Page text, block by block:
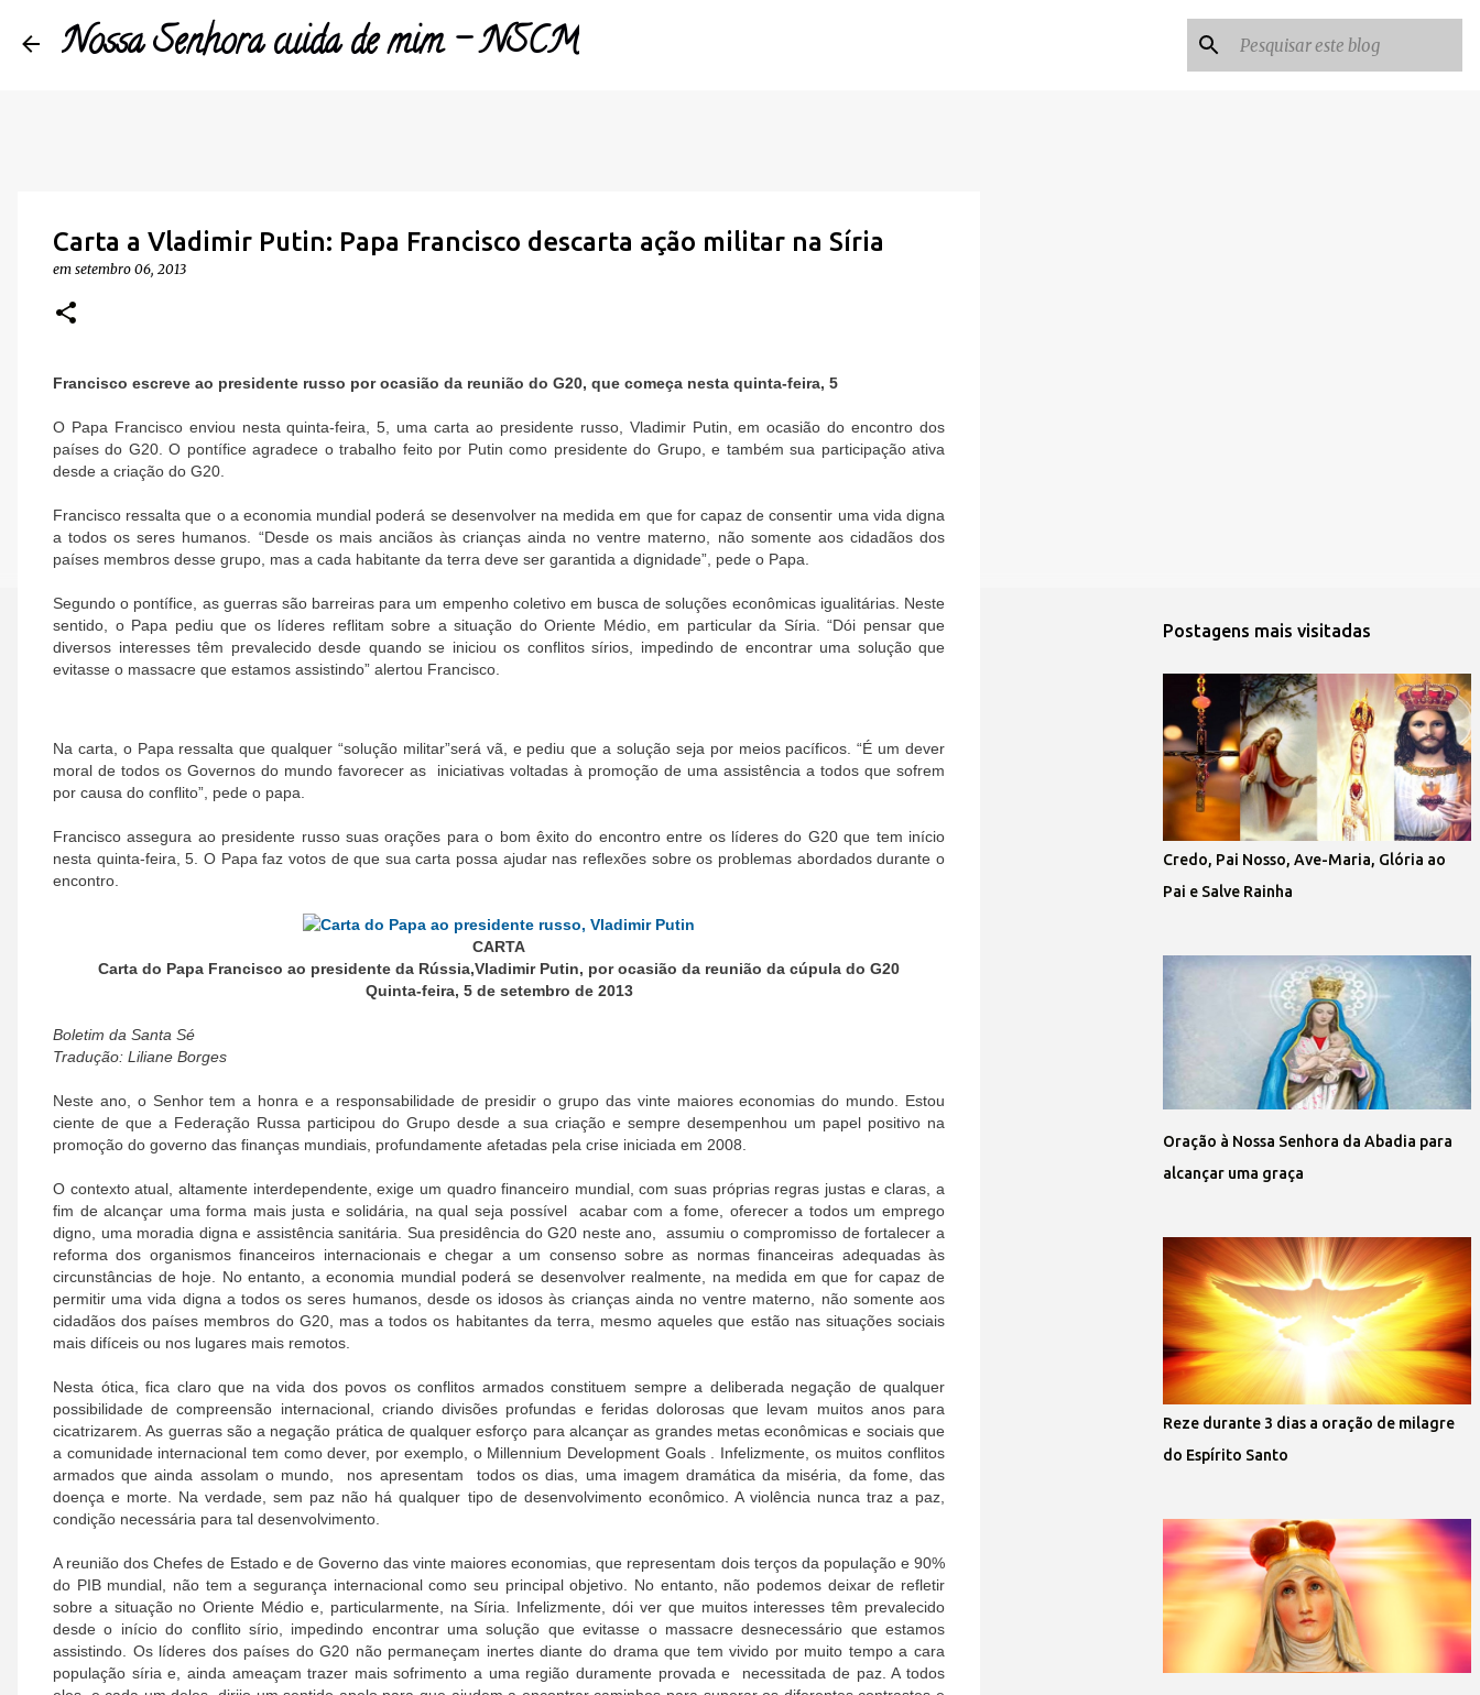
Nossa Senhora cuida de mim - NSCM
Carta a Vladimir Putin: Papa Francisco descarta ação militar na Síria
em setembro 06, 2013
Francisco escreve ao presidente russo por ocasião da reunião do G20, que começa nesta quinta-feira, 5
O Papa Francisco enviou nesta quinta-feira, 5, uma carta ao presidente russo, Vladimir Putin, em ocasião do encontro dos
países do G20. O pontífice agradece o trabalho feito por Putin como presidente do Grupo, e também sua participação ativa
desde a criação do G20.
Francisco ressalta que o a economia mundial poderá se desenvolver na medida em que for capaz de consentir uma vida digna
a todos os seres humanos. “Desde os mais anciãos às crianças ainda no ventre materno, não somente aos cidadãos dos
países membros desse grupo, mas a cada habitante da terra deve ser garantida a dignidade”, pede o Papa.
Segundo o pontífice, as guerras são barreiras para um empenho coletivo em busca de soluções econômicas igualitárias. Neste
sentido, o Papa pediu que os líderes reflitam sobre a situação do Oriente Médio, em particular da Síria. “Dói pensar que
diversos interesses têm prevalecido desde quando se iniciou os conflitos sírios, impedindo de encontrar uma solução que
evitasse o massacre que estamos assistindo” alertou Francisco.
Na carta, o Papa ressalta que qualquer “solução militar”será vã, e pediu que a solução seja por meios pacíficos. “É um dever
moral de todos os Governos do mundo favorecer as iniciativas voltadas à promoção de uma assistência a todos que sofrem
por causa do conflito”, pede o papa.
Francisco assegura ao presidente russo suas orações para o bom êxito do encontro entre os líderes do G20 que tem início
nesta quinta-feira, 5. O Papa faz votos de que sua carta possa ajudar nas reflexões sobre os problemas abordados durante o
encontro.
CARTA
Carta do Papa Francisco ao presidente da Rússia,Vladimir Putin, por ocasião da reunião da cúpula do G20
Quinta-feira, 5 de setembro de 2013
Boletim da Santa Sé
Tradução: Liliane Borges
Neste ano, o Senhor tem a honra e a responsabilidade de presidir o grupo das vinte maiores economias do mundo. Estou
ciente de que a Federação Russa participou do Grupo desde a sua criação e sempre desempenhou um papel positivo na
promoção do governo das finanças mundiais, profundamente afetadas pela crise iniciada em 2008.
O contexto atual, altamente interdependente, exige um quadro financeiro mundial, com suas próprias regras justas e claras, a
fim de alcançar uma forma mais justa e solidária, na qual seja possível acabar com a fome, oferecer a todos um emprego
digno, uma moradia digna e assistência sanitária. Sua presidência do G20 neste ano, assumiu o compromisso de fortalecer a
reforma dos organismos financeiros internacionais e chegar a um consenso sobre as normas financeiras adequadas às
circunstâncias de hoje. No entanto, a economia mundial poderá se desenvolver realmente, na medida em que for capaz de
permitir uma vida digna a todos os seres humanos, desde os idosos às crianças ainda no ventre materno, não somente aos
cidadãos dos países membros do G20, mas a todos os habitantes da terra, mesmo aqueles que estão nas situações sociais
mais difíceis ou nos lugares mais remotos.
Nesta ótica, fica claro que na vida dos povos os conflitos armados constituem sempre a deliberada negação de qualquer
possibilidade de compreensão internacional, criando divisões profundas e feridas dolorosas que levam muitos anos para
cicatrizarem. As guerras são a negação prática de qualquer esforço para alcançar as grandes metas econômicas e sociais que
a comunidade internacional tem como dever, por exemplo, o Millennium Development Goals . Infelizmente, os muitos conflitos
armados que ainda assolam o mundo, nos apresentam todos os dias, uma imagem dramática da miséria, da fome, das
doença e morte. Na verdade, sem paz não há qualquer tipo de desenvolvimento econômico. A violência nunca traz a paz,
condição necessária para tal desenvolvimento.
A reunião dos Chefes de Estado e de Governo das vinte maiores economias, que representam dois terços da população e 90%
do PIB mundial, não tem a segurança internacional como seu principal objetivo. No entanto, não podemos deixar de refletir
sobre a situação no Oriente Médio e, particularmente, na Síria. Infelizmente, dói ver que muitos interesses têm prevalecido
desde o início do conflito sírio, impedindo encontrar uma solução que evitasse o massacre desnecessário que estamos
assistindo. Os líderes dos países do G20 não permaneçam inertes diante do drama que tem vivido por muito tempo a cara
população síria e, ainda ameaçam trazer mais sofrimento a uma região duramente provada e necessitada de paz. A todos
Postagens mais visitadas
Credo, Pai Nosso, Ave-Maria, Glória ao
Pai e Salve Rainha
Oração à Nossa Senhora da Abadia para
alcançar uma graça
Reze durante 3 dias a oração de milagre
do Espírito Santo